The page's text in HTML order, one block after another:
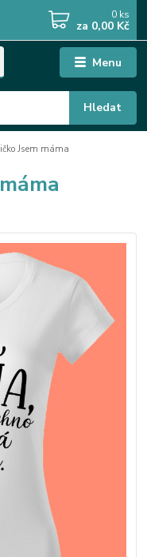
Menu
Hledat
0 ks
za 0,00 Kč
Jsem máma